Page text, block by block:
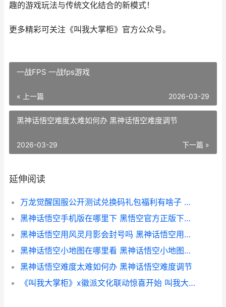
趣的游戏玩法与传统文化结合的新模式！
更多精彩可关注《叫我大掌柜》官方公众号。
一战FPS 一战fps游戏
« 上一篇 2026-03-29
黑神话悟空难度太难如何办 黑神话悟空难度调节
下一篇 »
2026-03-29
延伸阅读
万龙觉醒国服公开测试兑换码礼包福利有啥子 万国觉醒小龙多少钱
黑神话悟空手机版在哪里下 黑悟空官方正版下载入口
黑神话悟空用风灵月影会封号吗 黑神话悟空用风灵月影存档校验失败怎么回事
黑神话悟空小地图在哪里看 黑神话悟空小地图怎么调出来
黑神话悟空难度太难如何办 黑神话悟空难度调节
《叫我大掌柜》x徽派文化联动惊喜开始 叫我大掌柜官方网站